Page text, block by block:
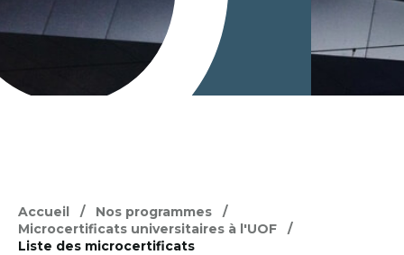
Accueil
Nos programmes
Microcertificats universitaires à l'UOF
Liste des microcertificats